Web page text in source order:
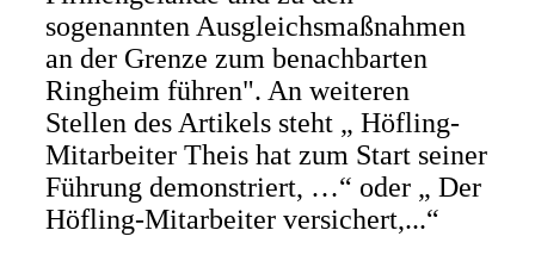
sogenannten Ausgleichsmaßnahmen
an der Grenze zum benachbarten
Ringheim führen". An weiteren
Stellen des Artikels steht „ Höfling-
Mitarbeiter Theis hat zum Start seiner
Führung demonstriert, …“ oder „ Der
Höfling-Mitarbeiter versichert,...“